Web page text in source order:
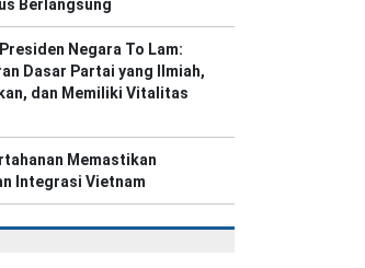
Berlangsung
Negara To Lam:
Dasar Partai yang Ilmiah,
dan Memiliki Vitalitas
Memastikan
Integrasi Vietnam